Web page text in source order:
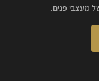
מעצבי פנים.